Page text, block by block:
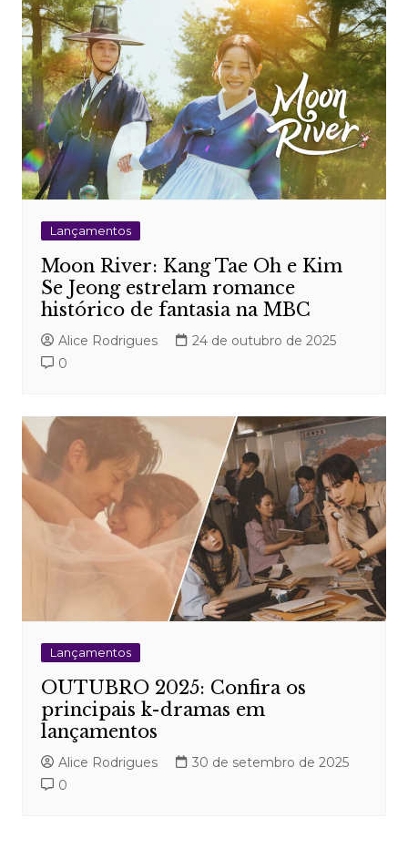
Lançamentos
Moon River: Kang Tae Oh e Kim
Se Jeong estrelam romance
histórico de fantasia na MBC
Alice Rodrigues
24 de outubro de 2025
0
Lançamentos
OUTUBRO 2025: Confira os
principais k-dramas em
lançamentos
Alice Rodrigues
30 de setembro de 2025
0